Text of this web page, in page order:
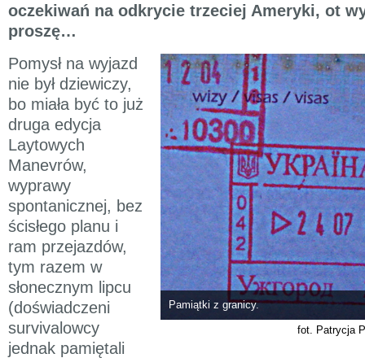
oczekiwań na odkrycie trzeciej Ameryki, ot
proszę…
Pamiątki z granicy.
fot. Patrycja
Pomysł na wyjazd
nie był dziewiczy,
bo miała być to już
druga edycja
Laytowych
Manevrów,
wyprawy
spontanicznej, bez
ścisłego planu i
ram przejazdów,
tym razem w
słonecznym lipcu
(doświadczeni
survivalowcy
jednak pamiętali